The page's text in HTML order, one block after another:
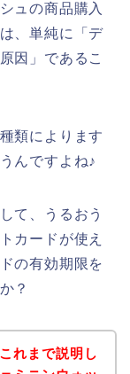
ュの商品購入
、単純に「デ
因」であるこ
類によります
んですよね♪
て、うるおう
カードが使え
の有効期限を
？
れまで説明し